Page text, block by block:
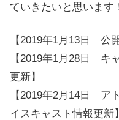
ていきたいと思います
【2019年1月13日 公開
【2019年1月28日 キ
更新】
【2019年2月14日 ア
イスキャスト情報更新】